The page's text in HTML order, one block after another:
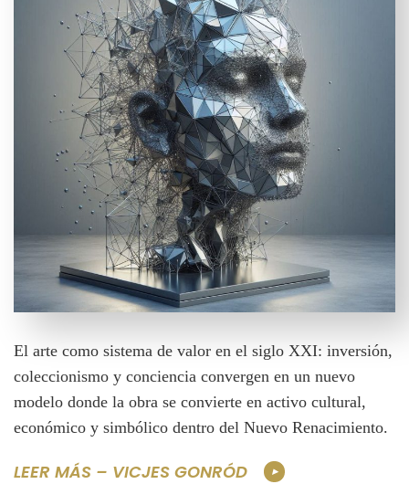
El arte como sistema de valor en el siglo XXI: inversión,
coleccionismo y conciencia convergen en un nuevo
modelo donde la obra se convierte en activo cultural,
económico y simbólico dentro del Nuevo Renacimiento.
LEER MÁS – VICJES GONRÓD